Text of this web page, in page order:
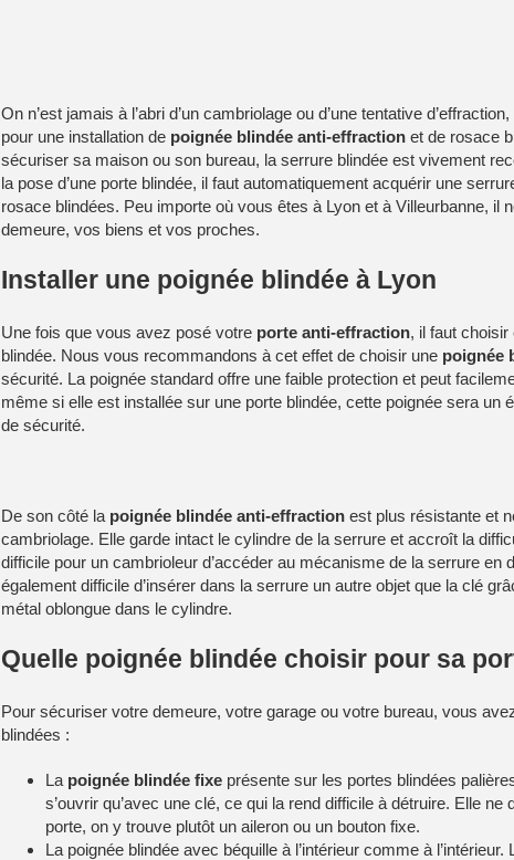
On n’est jamais à l’abri d’un cambriolage ou d’une tentative
pour une installation de poignée blindée anti-effraction et de rosace
sécuriser sa maison ou son bureau, la serrure blindée est vivement
la pose d’une porte blindée, il faut automatiquement acquérir une
rosace blindées. Peu importe où vous êtes à Lyon et à Villeurbanne, il
demeure, vos biens et vos proches.
Installer une poignée blindée à Lyon
Une fois que vous avez posé votre porte anti-effraction, il faut choisir
blindée. Nous vous recommandons à cet effet de choisir une poignée
sécurité. La poignée standard offre une faible protection et peut
même si elle est installée sur une porte blindée, cette poignée sera un
de sécurité.
De son côté la poignée blindée anti-effraction est plus résistante et
cambriolage. Elle garde intact le cylindre de la serrure et accroît la
difficile pour un cambrioleur d’accéder au mécanisme de la serrure en
également difficile d’insérer dans la serrure un autre objet que la clé
métal oblongue dans le cylindre.
Quelle poignée blindée choisir pour sa
Pour sécuriser votre demeure, votre garage ou votre bureau, vous
blindées :
La poignée blindée fixe présente sur les portes blindées
s’ouvrir qu’avec une clé, ce qui la rend difficile à détruire. Elle ne
porte, on y trouve plutôt un aileron ou un bouton fixe.
La poignée blindée avec béquille à l’intérieur comme à